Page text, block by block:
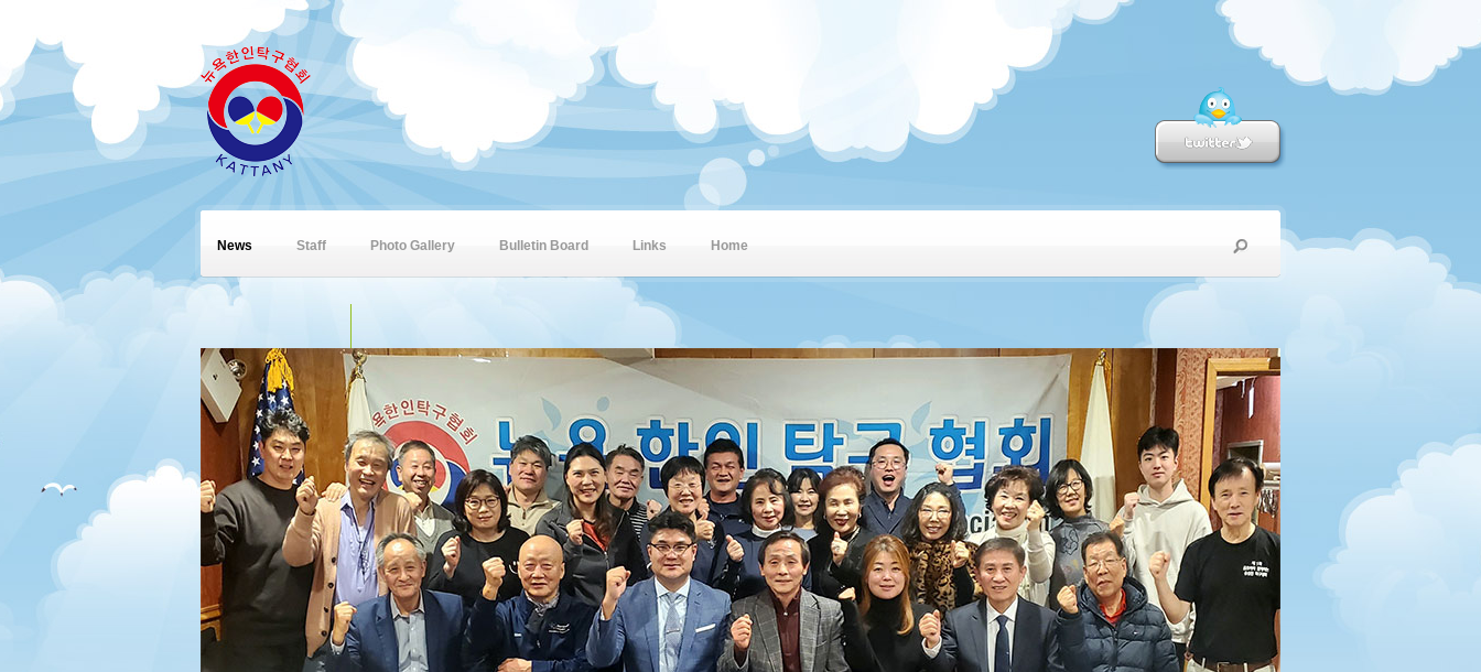
News Staff Photo Gallery Bulletin Board Links Home